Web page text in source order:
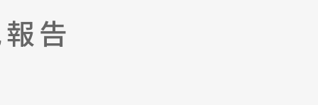
告